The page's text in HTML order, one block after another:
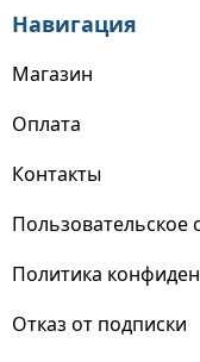
Навигация
Магазин
Оплата
Контакты
Пользовательское
Политика
Отказ от подписки